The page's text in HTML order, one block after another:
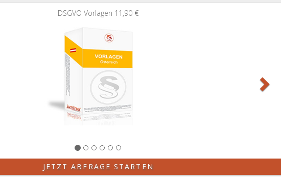
DSGVO Vorlagen 11,90 €
JETZT ABFRAGE STARTEN